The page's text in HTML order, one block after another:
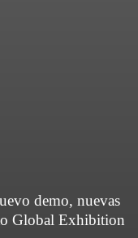
demo, nuevas
Global Exhibition